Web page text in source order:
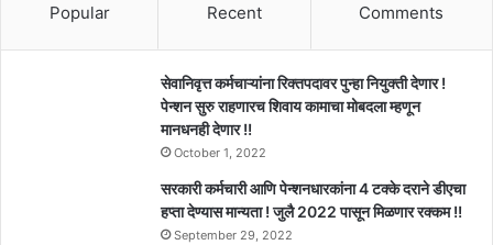
Popular Recent Comments
सेवानिवृत्त कर्मचाऱ्यांना रिक्तपदावर पुन्हा नियुक्ती देणार !
पेन्शन सुरु राहणारच शिवाय कामाचा मोबदला म्हणून
मानधनही देणार !!
October 1, 2022
सरकारी कर्मचारी आणि पेन्शनधारकांना 4 टक्के दराने डीएचा
हप्ता देण्यास मान्यता ! जुलै 2022 पासून मिळणार रक्कम !!
September 29, 2022